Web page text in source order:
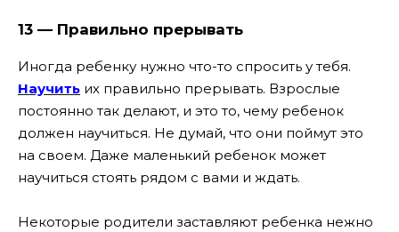
13 — Правильно прерывать
Иногда ребенку нужно что-то спросить у тебя.
Научить их правильно прерывать. Взрослые
постоянно так делают, и это то, чему ребенок
должен научиться. Не думай, что они поймут это
на своем. Даже маленький ребенок может
научиться стоять рядом с вами и ждать.
Некоторые родители заставляют ребенка нежно